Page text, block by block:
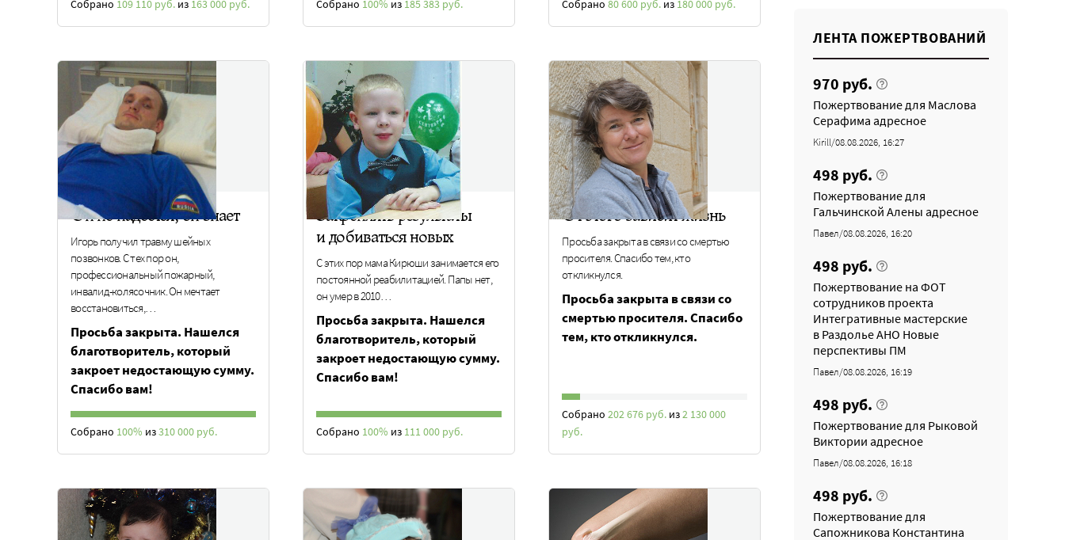
Собрано 109 110 руб. из 163 000 руб. Собрано 100% из 185 383 руб. Собрано 80 600 руб. из 180 000 руб.
Он не надеется, он знает
Игорь получил травму шейных
позвонков. С тех пор он,
профессиональный пожарный,
инвалид-колясочник. Он мечтает
восстановиться,…
Просьба закрыта. Нашелся
благотворитель, который
закроет недостающую сумму.
Спасибо вам!
Собрано 100% из310 000 руб.
Закреплять результаты
и добиваться новых
С этих пор мама Кирюши занимается его
постоянной реабилитацией. Папы нет,
он умер в 2010…
Просьба закрыта. Нашелся
благотворитель, который
закроет недостающую сумму.
Спасибо вам!
Собрано 100% из 111 000 руб.
От этого зависит жизнь
Просьба закрыта в связи со смертью
просителя. Спасибо тем, кто
откликнулся.
Просьба закрыта в связи со
смертью просителя. Спасибо
тем, кто откликнулся.
Собрано 202 676 руб. из2 130 000
руб.
ЛЕНТА ПОЖЕРТВОВАНИЙ
970 руб.
Пожертвование для Маслова
Серафима адресное
Kirill/08.08.2026, 16:27
498 руб.
Пожертвование для
Гальчинской Алены адресное
Павел/08.08.2026, 16:20
498 руб.
Пожертвование на ФОТ
сотрудников проекта
Интегративные мастерские
в Раздолье АНО Новые
перспективы ПМ
Павел/08.08.2026, 16:19
498 руб.
Пожертвование для Рыковой
Виктории адресное
Павел/08.08.2026, 16:18
498 руб.
Пожертвование для
Сапожникова Константина